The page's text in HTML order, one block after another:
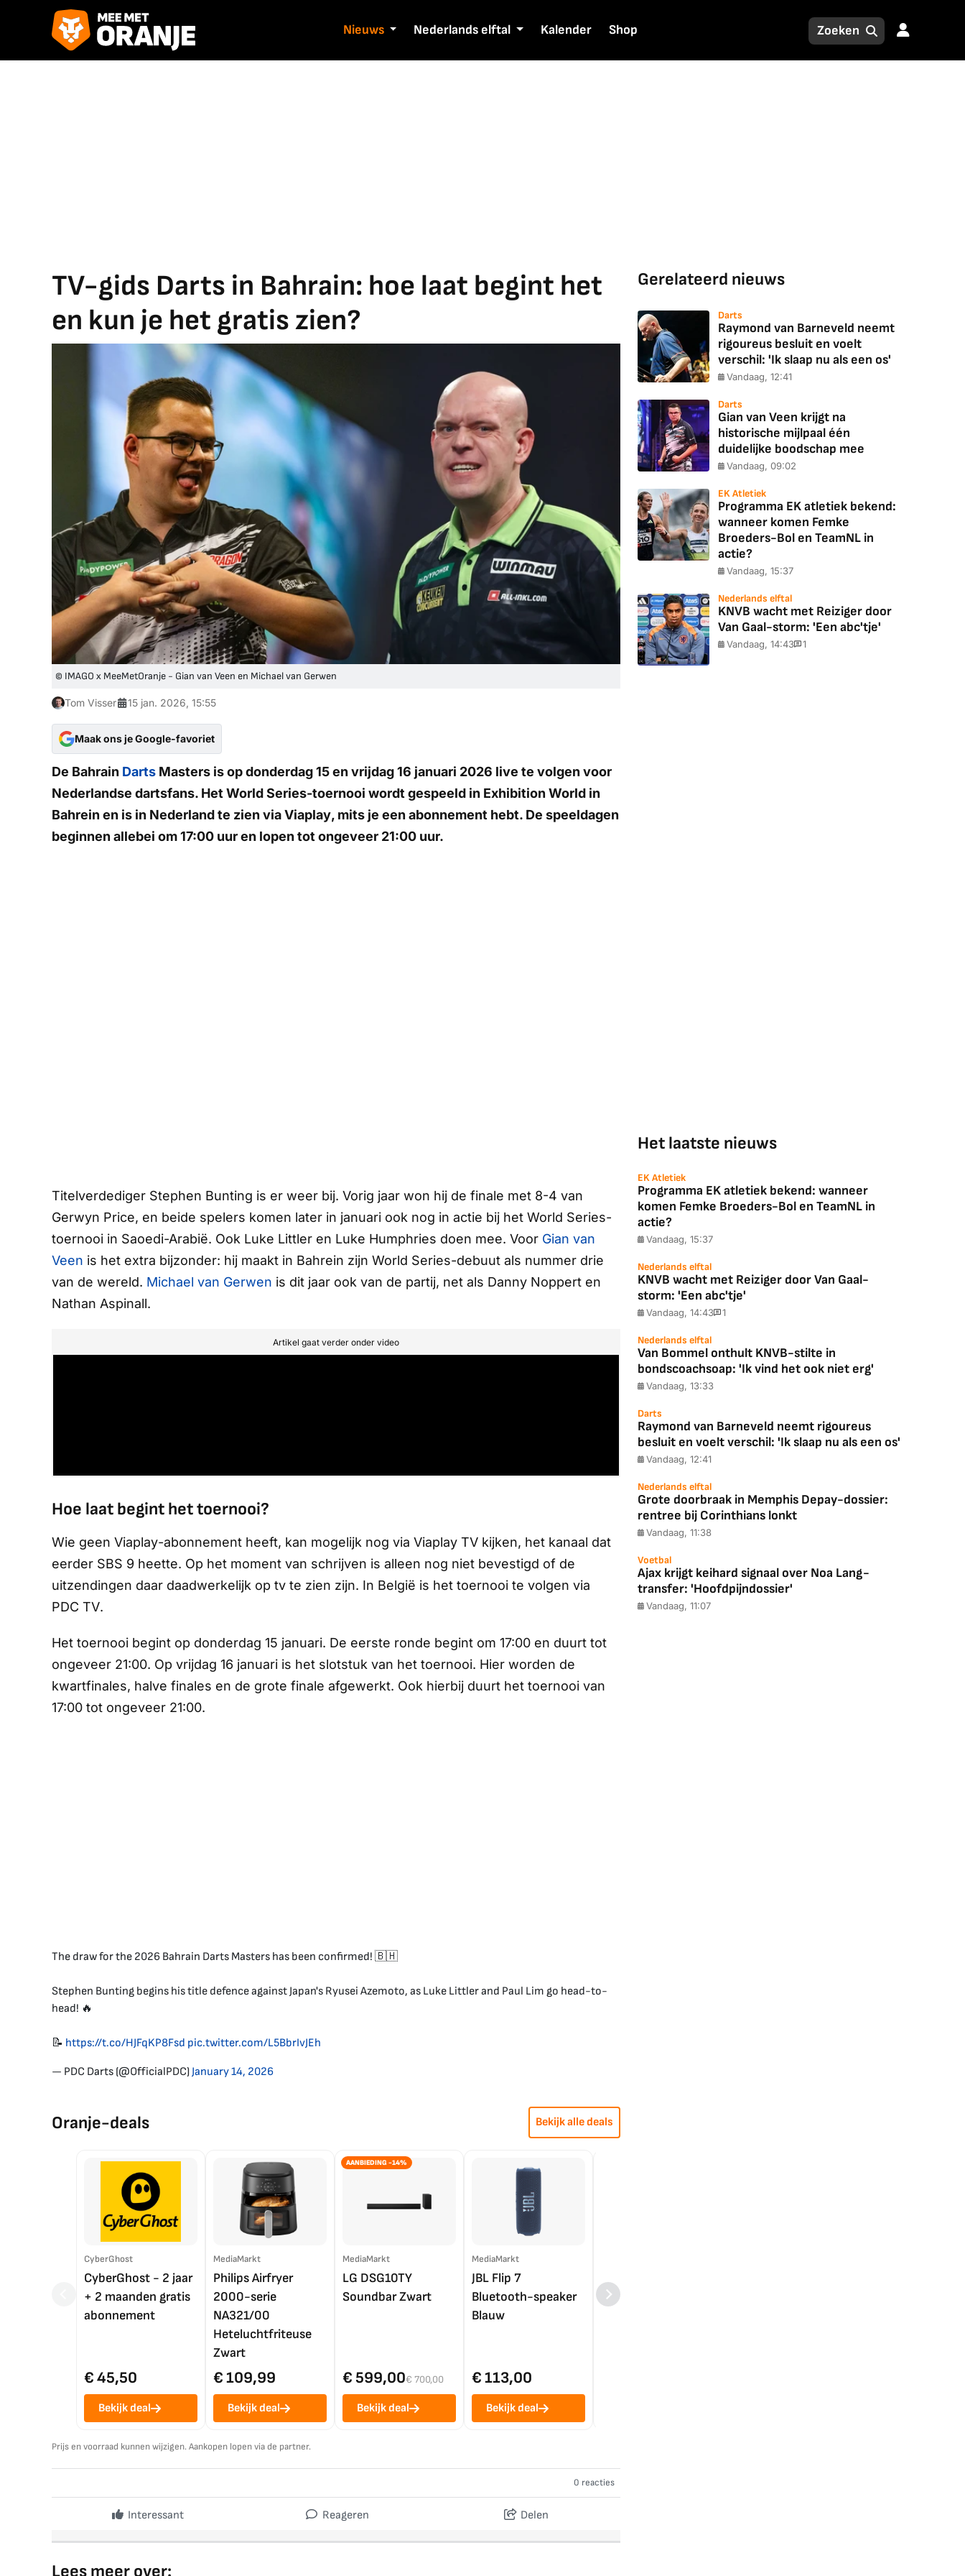
Nieuws Nederlands elftal Kalender Shop
TV-gids Darts in Bahrain: hoe laat begint het
en kun je het gratis zien?
© IMAGO x MeeMetOranje - Gian van Veen en Michael van Gerwen
Tom Visser 15 jan. 2026, 15:55
Maak ons je Google-favoriet
De Bahrain Darts Masters is op donderdag 15 en vrijdag 16 januari 2026 live te volgen voor
Nederlandse dartsfans. Het World Series-toernooi wordt gespeeld in Exhibition World in
Bahrein en is in Nederland te zien viaViaplay, mits je een abonnement hebt. De speeldagen
beginnen allebei om 17:00 uur en lopen tot ongeveer 21:00 uur.
Titelverdediger Stephen Bunting is er weer bij. Vorig jaar won hij de finale met 8-4 van
Gerwyn Price, en beide spelers komen later in januari ook nog in actie bij het World Series-
toernooi in Saoedi-Arabië. Ook Luke Littler en Luke Humphries doen mee. Voor Gian van
Veen is het extra bijzonder: hij maakt in Bahrein zijn World Series-debuut als nummer drie
van de wereld. Michael van Gerwen is dit jaar ook van de partij, net als Danny Noppert en
Nathan Aspinall.
Artikel gaat verder onder video
Hoe laat begint het toernooi?
Wie geen Viaplay-abonnement heeft, kan mogelijk nog via Viaplay TV kijken, het kanaal dat
eerder SBS 9 heette. Op het moment van schrijven is alleen nog niet bevestigd of de
uitzendingen daar daadwerkelijk op tv te zien zijn. In België is het toernooi te volgen via
PDC TV.
Het toernooi begint op donderdag 15 januari. De eerste ronde begint om 17:00 en duurt tot
ongeveer 21:00. Op vrijdag 16 januari is het slotstuk van het toernooi. Hier worden de
kwartfinales, halve finales en de grote finale afgewerkt. Ook hierbij duurt het toernooi van
17:00 tot ongeveer 21:00.
The draw for the 2026 Bahrain Darts Masters has been confirmed! 🇧🇭
Stephen Bunting begins his title defence against Japan's Ryusei Azemoto, as Luke Littler and Paul Lim go head-to-
head! 🔥
📝 https://t.co/HJFqKP8Fsd pic.twitter.com/L5BbrIvJEh
— PDC Darts (@OfficialPDC)January 14, 2026
Oranje-deals Bekijk alle deals
CyberGhost
CyberGhost - 2 jaar
+ 2 maanden gratis
abonnement
€ 45,50
Bekijk deal
MediaMarkt
Philips Airfryer
2000-serie
NA321/00
Heteluchtfriteuse
Zwart
€ 109,99
Bekijk deal
AANBIEDING -14%
MediaMarkt
LG DSG10TY
Soundbar Zwart
€ 599,00€ 700,00
Bekijk deal
MediaMarkt
JBL Flip 7
Bluetooth-speaker
Blauw
€ 113,00
Bekijk deal
LG OLED55C56LB
4K TV (2025)
Prijs en voorraad kunnen wijzigen. Aankopen lopen via de partner.
0 reacties
Interessant Reageren Delen
Lees meer over:
Gerelateerd nieuws
Darts
Raymond van Barneveld neemt
rigoureus besluit en voelt
verschil: 'Ik slaap nu als een os'
Vandaag, 12:41
Darts
Gian van Veen krijgt na
historische mijlpaal één
duidelijke boodschap mee
Vandaag, 09:02
EK Atletiek
Programma EK atletiek bekend:
wanneer komen Femke
Broeders-Bol en TeamNL in
actie?
Vandaag, 15:37
Nederlands elftal
KNVB wacht met Reiziger door
Van Gaal-storm: 'Een abc'tje'
Vandaag, 14:43 1
Het laatste nieuws
EK Atletiek
Programma EK atletiek bekend: wanneer
komen Femke Broeders-Bol en TeamNL in
actie?
Vandaag, 15:37
Nederlands elftal
KNVB wacht met Reiziger door Van Gaal-
storm: 'Een abc'tje'
Vandaag, 14:43 1
Nederlands elftal
Van Bommel onthult KNVB-stilte in
bondscoachsoap: 'Ik vind het ook niet erg'
Vandaag, 13:33
Darts
Raymond van Barneveld neemt rigoureus
besluit en voelt verschil: 'Ik slaap nu als een os'
Vandaag, 12:41
Nederlands elftal
Grote doorbraak in Memphis Depay-dossier:
rentree bij Corinthians lonkt
Vandaag, 11:38
Voetbal
Ajax krijgt keihard signaal over Noa Lang-
transfer: 'Hoofdpijndossier'
Vandaag, 11:07